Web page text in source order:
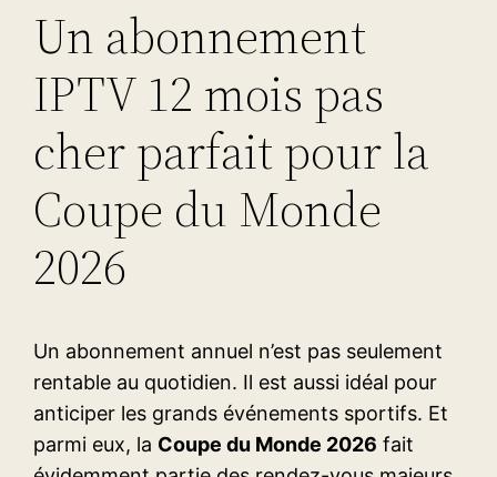
Un abonnement
IPTV 12 mois pas
cher parfait pour la
Coupe du Monde
2026
Un abonnement annuel n’est pas seulement
rentable au quotidien. Il est aussi idéal pour
anticiper les grands événements sportifs. Et
parmi eux, la Coupe du Monde 2026 fait